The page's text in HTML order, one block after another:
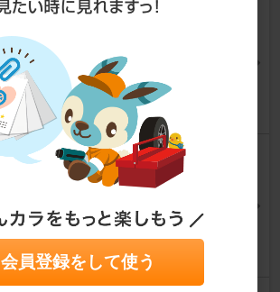
UNICORSE リアマフラー
Alfistさん
17
Snap-on MTG2000
[フェーズ1]
35
会員登録をして使う